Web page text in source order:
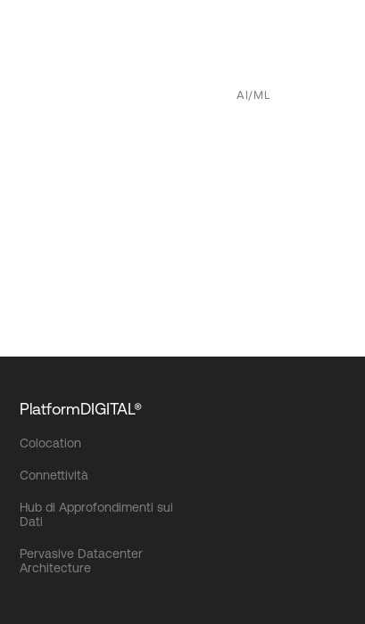
AI/ML
PlatformDIGITAL®
Colocation
Connettività
Hub di Approfondimenti sui
Dati
Pervasive Datacenter
Architecture